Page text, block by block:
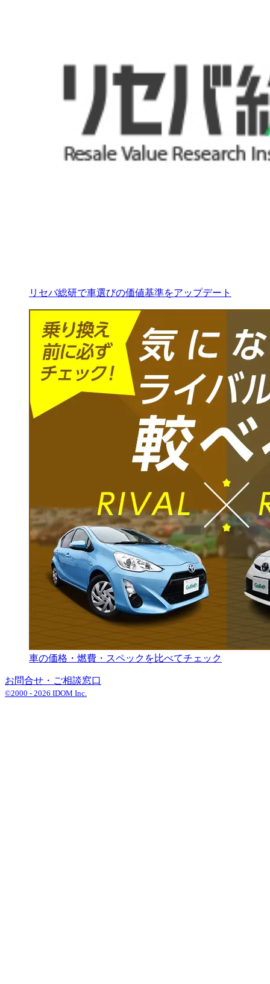
リセバ総研で車選びの価値基準をアップデート
車の価格・燃費・スペックを比べてチェック
お問合せ・ご相談窓口
©2000 - 2026 IDOM Inc.